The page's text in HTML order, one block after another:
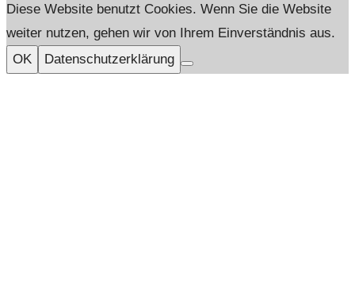
Diese Website benutzt Cookies. Wenn Sie die Website
weiter nutzen, gehen wir von Ihrem Einverständnis aus.
OK
Datenschutzerklärung